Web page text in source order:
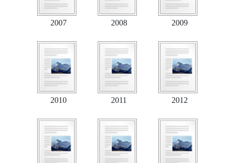
2007 2008 2009
2010 2011 2012